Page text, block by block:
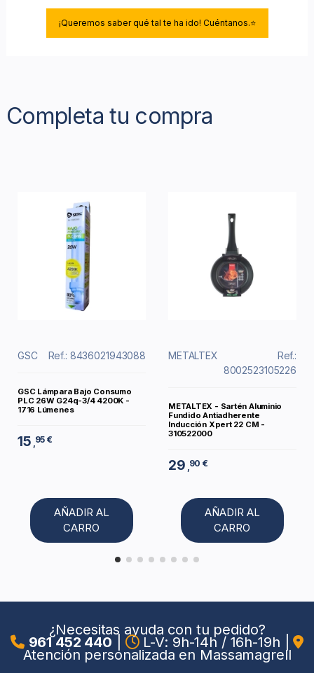
¡Queremos saber qué tal te ha ido! Cuéntanos.⭐
Completa tu compra
GSC Ref.: 8436021943088
GSC Lámpara Bajo Consumo
PLC 26W G24q-3/4 4200K -
1716 Lúmenes
15 95 €
AÑADIR AL
CARRO
METALTEX
Ref.:
8002523105226
METALTEX - Sartén Aluminio
Fundido Antiadherente
Inducción Xpert 22 CM -
310522000
29 90 €
AÑADIR AL
CARRO
¿Necesitas ayuda con tu pedido?
961 452 440 L-V: 9h-14h / 16h-19h
Atención personalizada en Massamagrell